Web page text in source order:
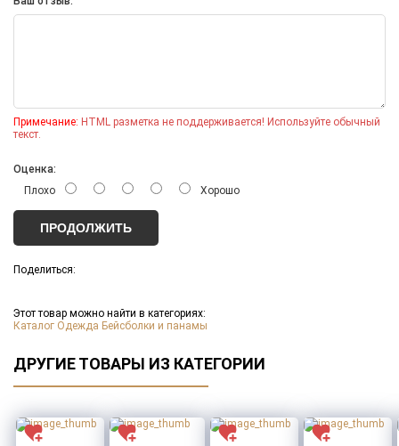
Примечание: HTML разметка не поддерживается! Используйте обычный
текст.
Оценка:
Плохо
Хорошо
ПРОДОЛЖИТЬ
Поделиться:
Этот товар можно найти в категориях:
Каталог Одежда Бейсболки и панамы
ДРУГИЕ ТОВАРЫ ИЗ КАТЕГОРИИ
*
*
1
Товар:Термос для еды «301» в чехле